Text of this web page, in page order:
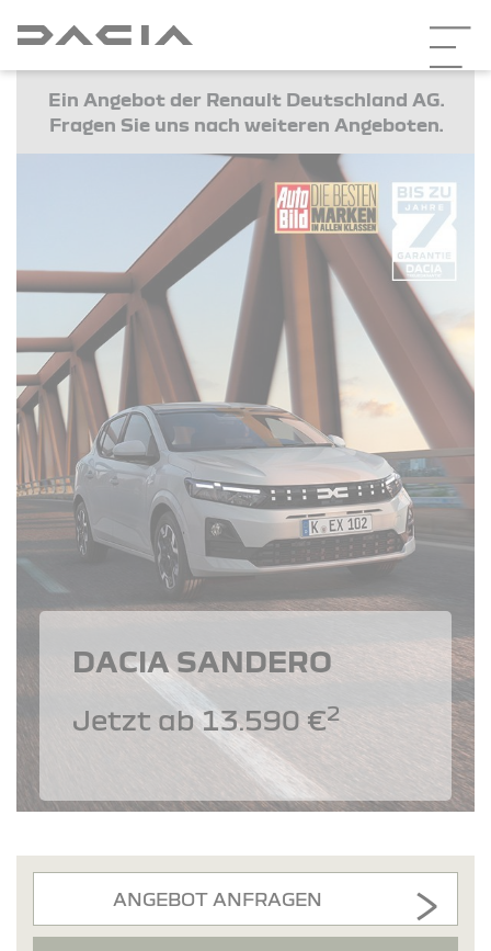
Ein Angebot der Renault Deutschland AG.
Fragen Sie uns nach weiteren Angeboten.
DACIA SANDERO
Jetzt ab 13.590 €2
ANGEBOT ANFRAGEN